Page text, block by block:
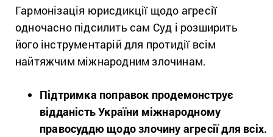
Гармонізація юрисдикції щодо агресії
одночасно підсилить сам Суд і розширить
його інструментарій для протидії всім
найтяжчим міжнародним злочинам.
Підтримка поправок продемонструє
відданість України міжнародному
правосуддю щодо злочину агресії для всіх.